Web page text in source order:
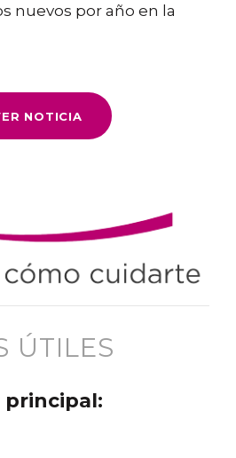
nuevos por año en la
NOTICIA
ÚTILES